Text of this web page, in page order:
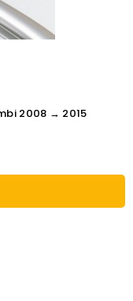
2008 → 2015